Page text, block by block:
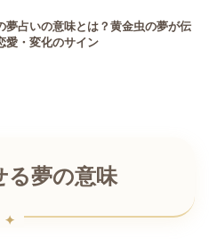
夢占いの意味とは？黄金虫の夢が伝
愛・変化のサイン
る夢の意味